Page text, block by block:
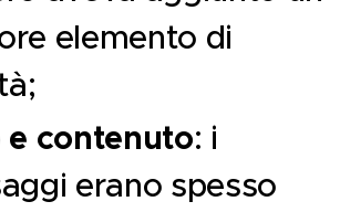
elemento di
e contenuto: i
erano spesso